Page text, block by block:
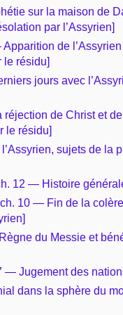
sur la maison de
par l’Assyrien]
de
le résidu]
jours avec
réjection de Christ et
le résidu]
sujets de la
12 — Histoire
10 — Fin de la
du Messie et
— Jugement des
dans la sphère du